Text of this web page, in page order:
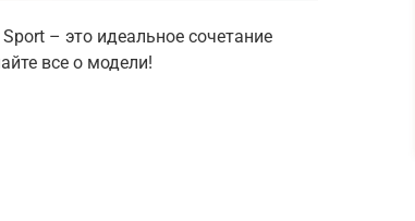
– это идеальное сочетание
все о модели!